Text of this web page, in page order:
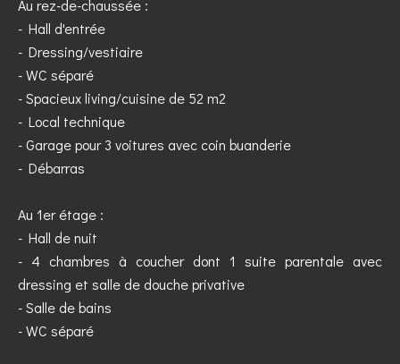
Au rez-de-chaussée :
- Hall d'entrée
- Dressing/vestiaire
- WC séparé
- Spacieux living/cuisine de 52 m2
- Local technique
- Garage pour 3 voitures avec coin buanderie
- Débarras
Au 1er étage :
- Hall de nuit
- 4 chambres à coucher dont 1 suite parentale avec
dressing et salle de douche privative
- Salle de bains
- WC séparé